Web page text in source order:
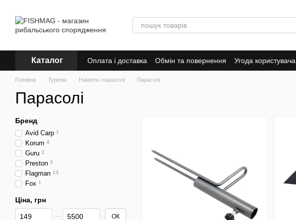
Каталог Оплата і доставка Обмін та повернення Угода користувача
Знижки
Головна Туризм Намети і парасолі Парасолі
Парасолі
Бренд
Avid Carp 1
Korum 4
Guru 2
Preston 5
Flagman 13
Fox 1
Ціна, грн
Від Ціна, грн
До Ціна, грн ОК